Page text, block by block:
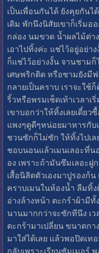
เป็นเพื่อนกันได้ ยังคุยกัน
เดิม พักนึงนิสัยเขาก็เริ่มอ
กล่อง นมขวด น้ำผลไม้ต่
เอาไปทิ้งค่ะ แช่ไว้อยู่อย่า
ก็แช่ไว้อย่างงั้น จานชาม
เศษพริกติด หรือชามยังมี
กลายเป็นคราบ เราจะใช้
ริ้วหรือพรมเช็ดเท้าเวลา
เขาบอกว่าให้ทิ้งเลยเดี๋ย
แพงๆดูดีๆหน่อยมาหารกับ
ชวนซักก็ไม่ซัก ให้ทิ้งไปเล
ชอบนอนแล้วเมนเลอะที่น
อง เพราะถ้ามันซึมเลอะฝู
เสื้อนิสิตตัวเองมาปูรองก้
คราบเมนในห้องน้ำ ลืมทิ้
อ่างล้างหน้า ตะกร้าผ้ามี
นานมากกว่าจะซักทีนึง เ
ตะกร้ามาเปลี่ยน ขนาดกา
มาใส่ได้เลย แล้วพอปิดเท
กลับเพราะเรียนซัมเมอร์